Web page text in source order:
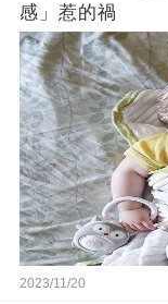
感」惹的禍
2023/11/20